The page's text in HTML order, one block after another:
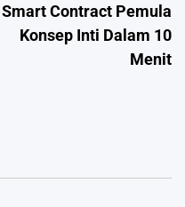
Smart Contract Pemula
Konsep Inti Dalam 10
Menit